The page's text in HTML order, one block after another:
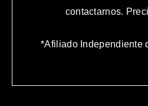
contactarnos. P
*Afiliado Independiente